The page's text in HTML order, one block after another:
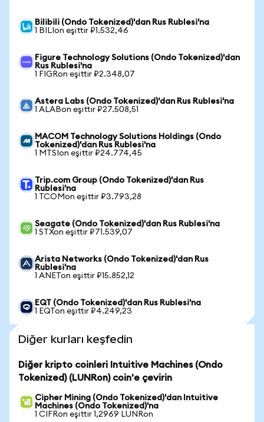
Bilibili (Ondo Tokenized)'dan Rus Rublesi'na
1 BILIon eşittir ₽1.532,46
Figure Technology Solutions (Ondo Tokenized)'dan
Rus Rublesi'na
1 FIGRon eşittir ₽2.348,07
Astera Labs (Ondo Tokenized)'dan Rus Rublesi'na
1 ALABon eşittir ₽27.508,51
MACOM Technology Solutions Holdings (Ondo
Tokenized)'dan Rus Rublesi'na
1 MTSIon eşittir ₽24.774,45
Trip.com Group (Ondo Tokenized)'dan Rus
Rublesi'na
1 TCOMon eşittir ₽3.793,28
Seagate (Ondo Tokenized)'dan Rus Rublesi'na
1 STXon eşittir ₽71.539,07
Arista Networks (Ondo Tokenized)'dan Rus
Rublesi'na
1 ANETon eşittir ₽15.852,12
EQT (Ondo Tokenized)'dan Rus Rublesi'na
1 EQTon eşittir ₽4.249,23
Diğer kurları keşfedin
Diğer kripto coinleri Intuitive Machines (Ondo
Tokenized) (LUNRon) coin'e çevirin
Cipher Mining (Ondo Tokenized)'dan Intuitive
Machines (Ondo Tokenized)'na
1 CIFRon eşittir 1,2969 LUNRon